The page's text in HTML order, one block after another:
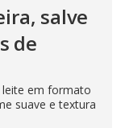
salve
de
leite em formato
suave e textura